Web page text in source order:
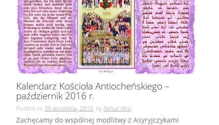
Kalendarz Kościoła Antiocheńskiego –
październik 2016 r.
Posted on 30 września, 2016 byAshur Aho
Zachęcamy do wspólnej modlitwy z Asyryjczykami